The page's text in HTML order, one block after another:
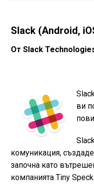
Slack (Android,
От Slack
ви
комуникация,
започна като
компанията Tiny